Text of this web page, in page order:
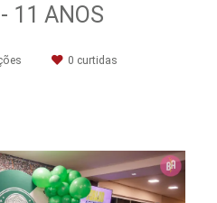
11 ANOS
0 curtidas